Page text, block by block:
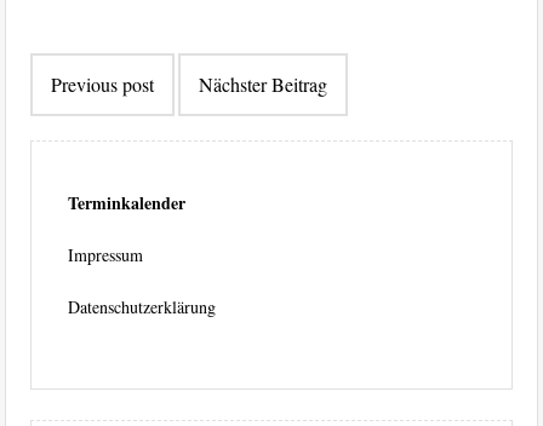
Previous post Nächster Beitrag
Terminkalender
Impressum
Datenschutzerklärung